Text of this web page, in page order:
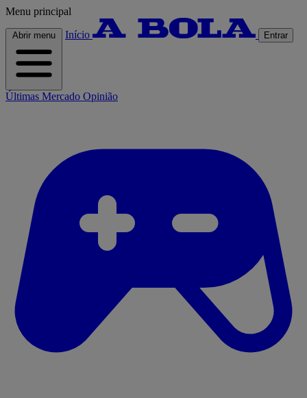
Menu principal
Abrir menu Início Entrar
Últimas Mercado Opinião